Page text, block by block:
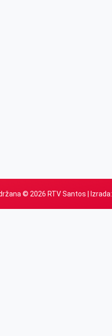
© 2026 RTV Santos | Izrada: